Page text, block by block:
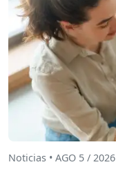
Noticias • AGO 5 / 2026